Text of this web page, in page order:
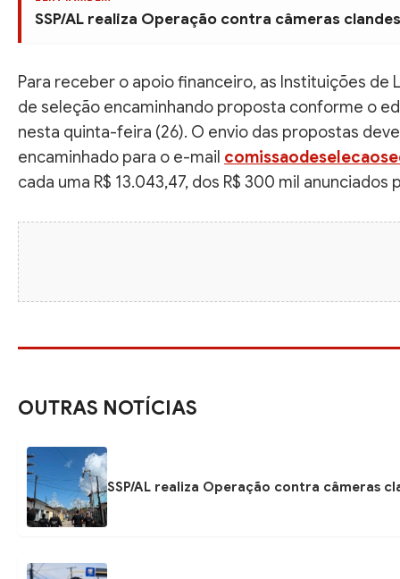
SSP/AL realiza Operação contra câmeras
Para receber o apoio financeiro, as Instituições de
de seleção encaminhando proposta conforme o
nesta quinta-feira (26). O envio das propostas
encaminhado para o e-mail
cada uma R$ 13.043,47, dos R$ 300 mil
OUTRAS NOTÍCIAS
SSP/AL realiza Operação contra câmeras